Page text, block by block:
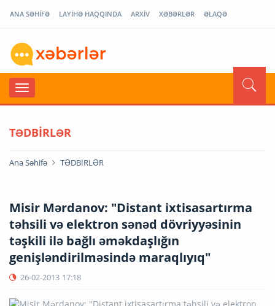
ANA SƏHİFƏ LAYİHƏ HAQQINDA ARXİV XƏBƏRLƏR ƏLAQƏ
TƏDBİRLƏR
Ana Səhifə TƏDBİRLƏR
Misir Mərdanov: "Distant ixtisasartırma
təhsili və elektron sənəd dövriyyəsinin
təşkili ilə bağlı əməkdaşlığın
genişləndirilməsində maraqlıyıq"
26-02-2013 17:18